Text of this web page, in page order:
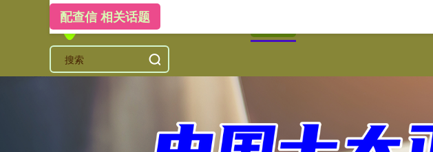
配查信 相关话题